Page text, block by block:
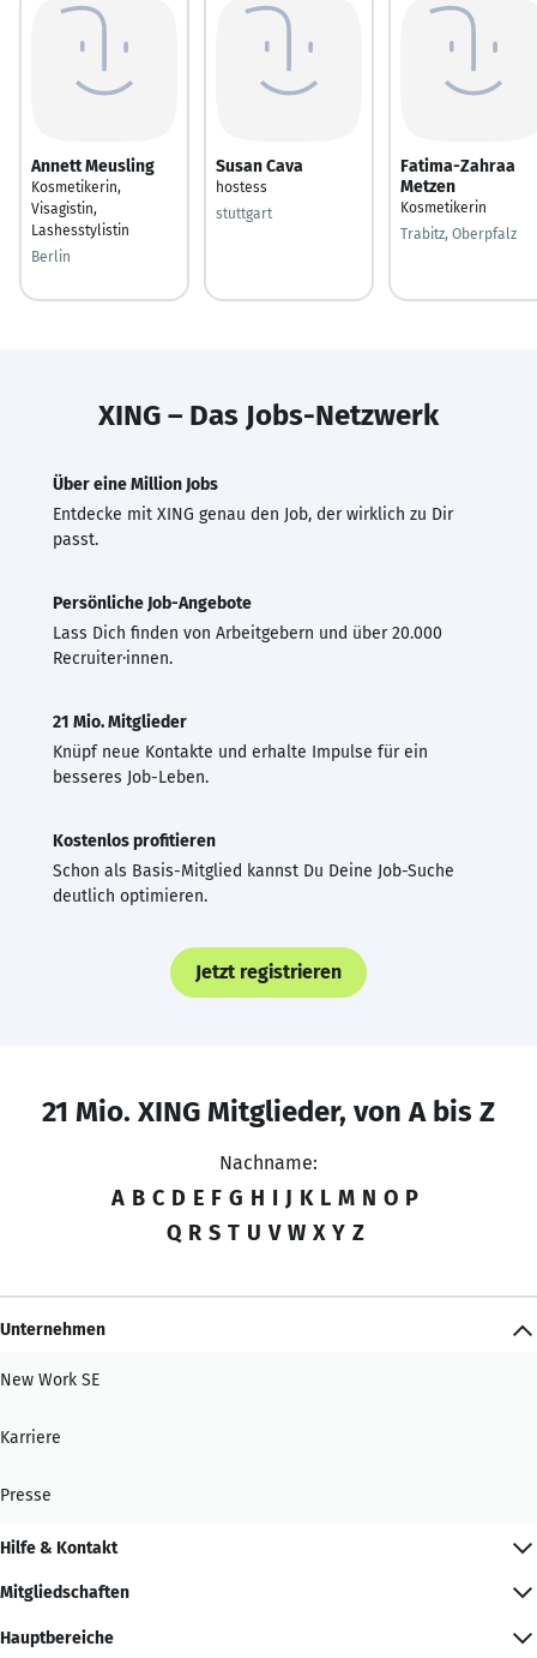
Annett Meusling
Kosmetikerin,
Visagistin,
Lashesstylistin
Berlin
Susan Cava
hostess
stuttgart
Fatima-Zahraa
Metzen
Kosmetikerin
Trabitz, Oberpfalz
XING – Das Jobs-Netzwerk
Über eine Million Jobs
Entdecke mit XING genau den Job, der wirklich zu Dir
passt.
Persönliche Job-Angebote
Lass Dich finden von Arbeitgebern und über 20.000
Recruiter·innen.
21 Mio. Mitglieder
Knüpf neue Kontakte und erhalte Impulse für ein
besseres Job-Leben.
Kostenlos profitieren
Schon als Basis-Mitglied kannst Du Deine Job-Suche
deutlich optimieren.
Jetzt registrieren
21 Mio. XING Mitglieder, von A bis Z
Nachname:
A B C D E F G H I J K L M N O P
Q R S T U V W X Y Z
Unternehmen
New Work SE
Karriere
Presse
Hilfe & Kontakt
Mitgliedschaften
Hauptbereiche